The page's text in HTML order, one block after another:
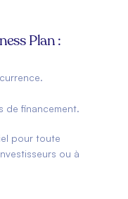
Plan :
de financement.
pour toute
ou à